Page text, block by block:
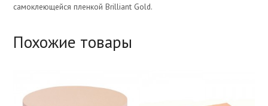
самоклеющейся пленкой Brilliant Gold.
Похожие товары